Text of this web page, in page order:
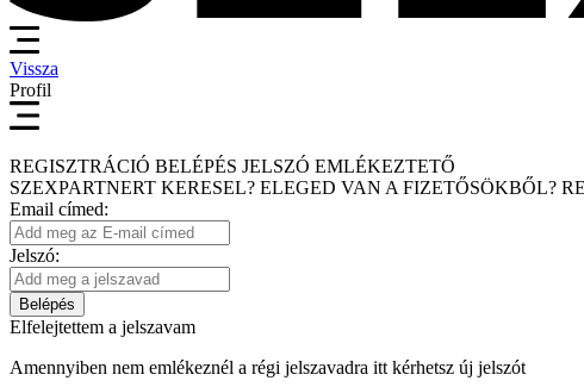
Vissza
Profil
REGISZTRÁCIÓ BELÉPÉS JELSZÓ EMLÉKEZTETŐ
SZEXPARTNERT KERESEL? ELEGED VAN A FIZETŐSÖKBŐL?
Email címed:
Jelszó:
Belépés
Elfelejtettem a jelszavam
Amennyiben nem emlékeznél a régi jelszavadra itt kérhetsz új jelszót